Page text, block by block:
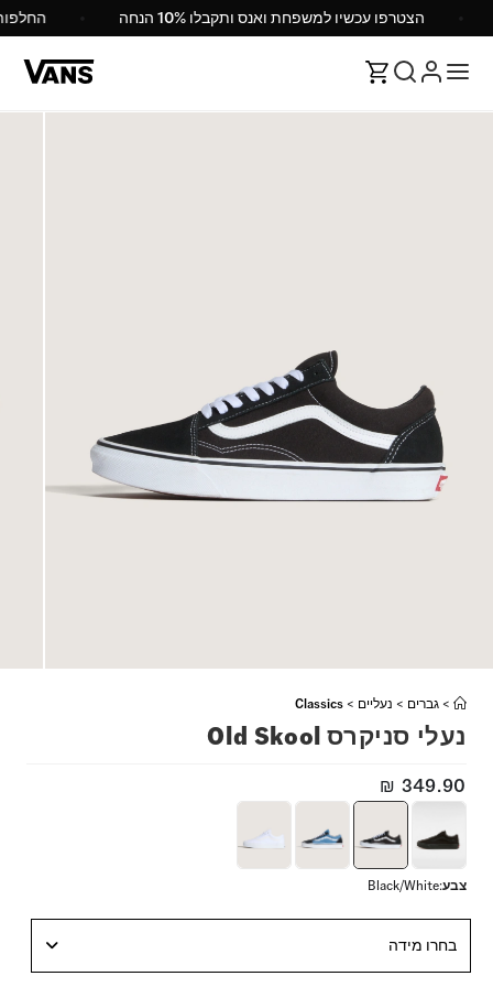
הצטרפו עכשיו למשפחת ואנס ותקבלו 10% הנחה
> גברים > נעליים >
Classics
נעלי סניקרס Old Skool
₪ 349.90
צבע:
Black/White
בחרו מידה